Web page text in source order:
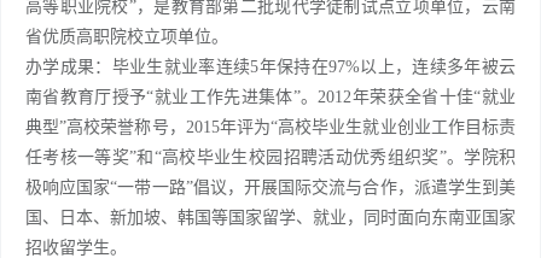
高等职业院校”，是教育部第二批现代学徒制试点立项单位，云南
省优质高职院校立项单位。
办学成果：毕业生就业率连续5年保持在97%以上，连续多年被云
南省教育厅授予“就业工作先进集体”。2012年荣获全省十佳“就业
典型”高校荣誉称号，2015年评为“高校毕业生就业创业工作目标责
任考核一等奖”和“高校毕业生校园招聘活动优秀组织奖”。学院积
极响应国家“一带一路”倡议，开展国际交流与合作，派遣学生到美
国、日本、新加坡、韩国等国家留学、就业，同时面向东南亚国家
招收留学生。